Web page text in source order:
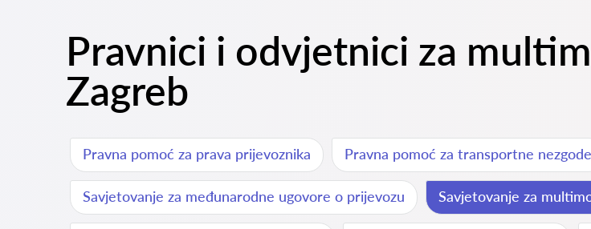
Pravnici i odvjetnici za
Zagreb
Pravna pomoć za prava prijevoznika Pravna pomoć za transportne nezgode
Savjetovanje za međunarodne ugovore o prijevozu Savjetovanje za